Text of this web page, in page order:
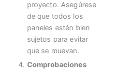
proyecto. Asegúrese
de que todos los
paneles estén bien
sujetos para evitar
que se muevan.
Comprobaciones